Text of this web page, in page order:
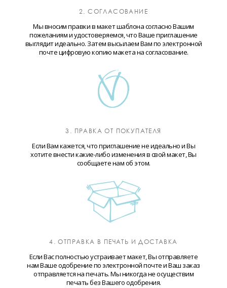
2. СОГЛАСОВАНИЕ
Мы вносим правки в макет шаблона согласно Вашим
пожеланиям и удостоверяемся, что Ваше приглашение
выглядит идеально. Затем высылаем Вам по электронной
почте цифровую копию макета на согласование.
3. ПРАВКА ОТ ПОКУПАТЕЛЯ
Если Вам кажется, что приглашение не идеально и Вы
хотите внести какие-либо изменения в свой макет, Вы
сообщаете нам об этом.
4. ОТПРАВКА В ПЕЧАТЬ И ДОСТАВКА
Если Вас полностью устраивает макет, Вы отправляете
нам Ваше одобрение по электронной почте и Ваш заказ
отправляется на печать. Мы никогда не осуществим
печать без Вашего одобрения.